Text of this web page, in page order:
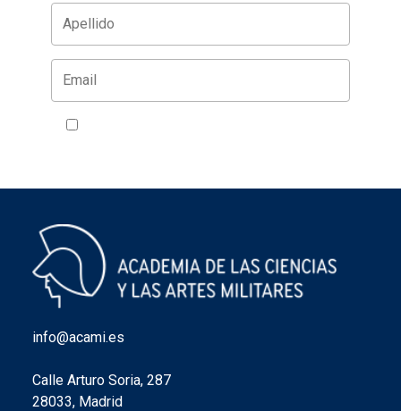
info@acami.es
Calle Arturo Soria, 287
28033, Madrid